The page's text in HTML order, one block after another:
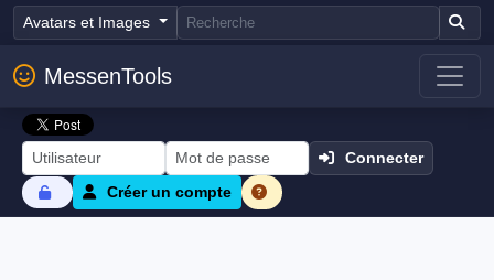
Avatars et Images
MessenTools
Connecter
Créer un compte